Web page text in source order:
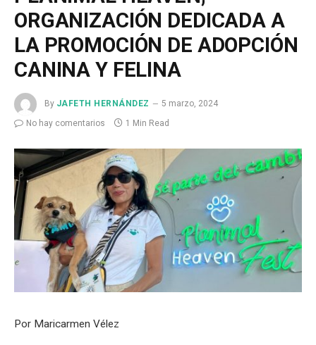
ORGANIZACIÓN DEDICADA A
LA PROMOCIÓN DE ADOPCIÓN
CANINA Y FELINA
By JAFETH HERNÁNDEZ
5 marzo, 2024
No hay comentarios
1 Min Read
Por Maricarmen Vélez